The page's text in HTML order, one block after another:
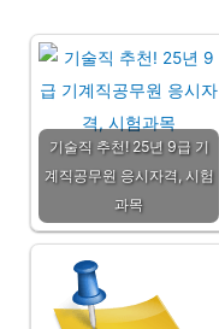
기술직 추천! 25년 9급 기
계직공무원 응시자격, 시험
과목